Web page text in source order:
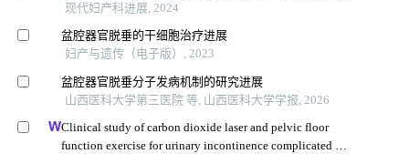
现代妇产科进展, 2024
盆腔器官脱垂的干细胞治疗进展
妇产与遗传（电子版）, 2023
盆腔器官脱垂分子发病机制的研究进展
山西医科大学第三医院 等, 山西医科大学学报, 2026
Clinical study of carbon dioxide laser and pelvic floor
function exercise for urinary incontinence complicated by